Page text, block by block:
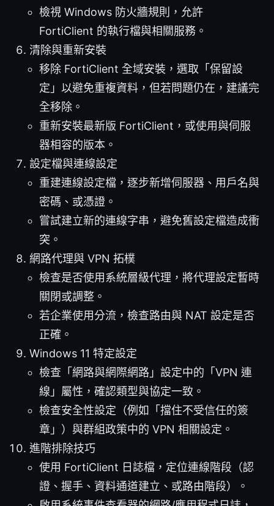
檢視 Windows 防火牆規則，允許
FortiClient 的執行檔與相關服務。
清除與重新安裝
移除 FortiClient 全域安裝，選取「保留設
定」以避免重複資料，但若問題仍在，建議完
全移除。
重新安裝最新版 FortiClient，或使用與伺服
器相容的版本。
設定檔與連線設定
重建連線設定檔，逐步新增伺服器、用戶名與
密碼、或憑證。
嘗試建立新的連線字串，避免舊設定檔造成衝
突。
網路代理與 VPN 拓樸
檢查是否使用系統層級代理，將代理設定暫時
關閉或調整。
若企業使用分流，檢查路由與 NAT 設定是否
正確。
Windows 11 特定設定
檢查「網路與網際網路」設定中的「VPN 連
線」屬性，確認類型與協定一致。
檢查安全性設定（例如「擋住不受信任的簽
章」）與群組政策中的 VPN 相關設定。
進階排除技巧
使用 FortiClient 日誌檔，定位連線階段（認
證、握手、資料通道建立、或路由階段）。